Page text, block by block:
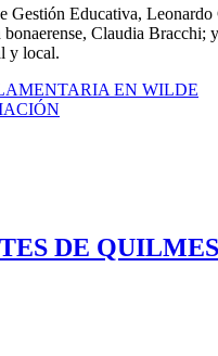
Educativa,
Claudia
y local.
EN WILDE
DE QUILMES